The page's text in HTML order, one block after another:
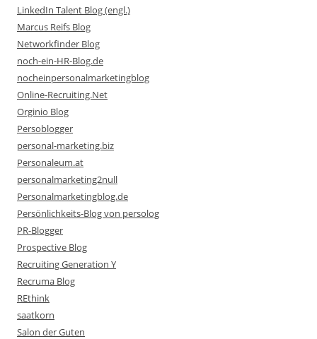
LinkedIn Talent Blog (engl.)
Marcus Reifs Blog
Networkfinder Blog
noch-ein-HR-Blog.de
nocheinpersonalmarketingblog
Online-Recruiting.Net
Orginio Blog
Persoblogger
personal-marketing.biz
Personaleum.at
personalmarketing2null
Personalmarketingblog.de
Persönlichkeits-Blog von persolog
PR-Blogger
Prospective Blog
Recruiting Generation Y
Recruma Blog
REthink
saatkorn
Salon der Guten